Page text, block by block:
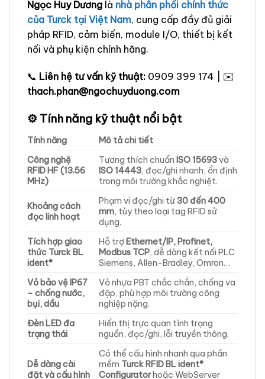
Ngọc Huy Dương là nhà phân phối chính thức
của Turck tại Việt Nam, cung cấp đầy đủ giải
pháp RFID, cảm biến, module I/O, thiết bị kết
nối và phụ kiện chính hãng.
📞 Liên hệ tư vấn kỹ thuật: 0909 399 174 | ✉️
thach.phan@ngochuyduong.com
⚙️ Tính năng kỹ thuật nổi bật
Tính năng
Mô tả chi tiết
Công nghệ
RFID HF (13.56
MHz)
Tương thích chuẩn ISO 15693và
ISO 14443, đọc/ghi nhanh, ổn định
trong môi trường khắc nghiệt.
Khoảng cách
đọc linh hoạt
Phạm vi đọc/ghi từ30 đến 400
mm, tùy theo loại tag RFID sử
dụng.
Tích hợp giao
thức Turck BL
ident®
Hỗ trợ Ethernet/IP, Profinet,
Modbus TCP, dễ dàng kết nối PLC
Siemens, Allen-Bradley, Omron…
Vỏ bảo vệ IP67
– chống nước,
bụi, dầu
Vỏ nhựa PBT chắc chắn, chống va
đập, phù hợp môi trường công
nghiệp nặng.
Đèn LED đa
trạng thái
Hiển thị trực quan tình trạng
nguồn, đọc/ghi, lỗi truyền thông.
Dễ dàng cài
đặt và cấu hình
Có thể cấu hình nhanh qua phần
mềm Turck RFID BL ident®
Configuratorhoặc WebServer